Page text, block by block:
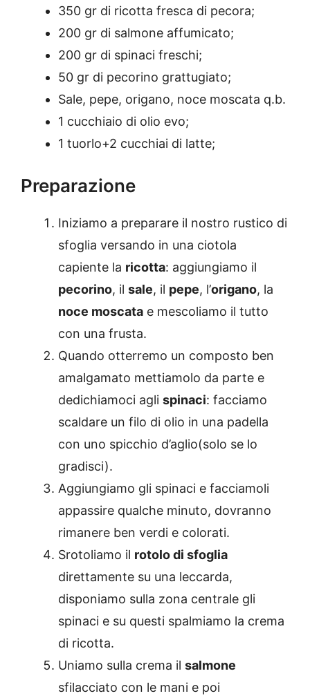
350 gr di ricotta fresca di pecora;
200 gr di salmone affumicato;
200 gr di spinaci freschi;
50 gr di pecorino grattugiato;
Sale, pepe, origano, noce moscata q.b.
1 cucchiaio di olio evo;
1 tuorlo+2 cucchiai di latte;
Preparazione
Iniziamo a preparare il nostro rustico di
sfoglia versando in una ciotola
capiente la ricotta: aggiungiamo il
pecorino, il sale, il pepe, l’origano, la
noce moscata e mescoliamo il tutto
con una frusta.
Quando otterremo un composto ben
amalgamato mettiamolo da parte e
dedichiamoci agli spinaci: facciamo
scaldare un filo di olio in una padella
con uno spicchio d’aglio(solo se lo
gradisci).
Aggiungiamo gli spinaci e facciamoli
appassire qualche minuto, dovranno
rimanere ben verdi e colorati.
Srotoliamo il rotolo di sfoglia
direttamente su una leccarda,
disponiamo sulla zona centrale gli
spinaci e su questi spalmiamo la crema
di ricotta.
Uniamo sulla crema il salmone
sfilacciato con le mani e poi